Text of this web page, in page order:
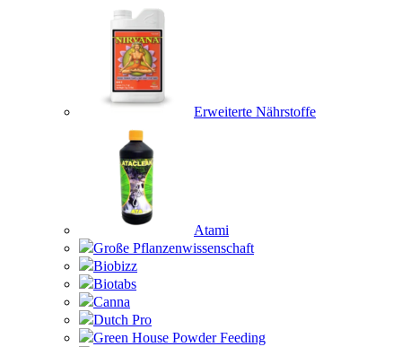
Erweiterte Nährstoffe
Atami
Große Pflanzenwissenschaft
Biobizz
Biotabs
Canna
Dutch Pro
Green House Powder Feeding